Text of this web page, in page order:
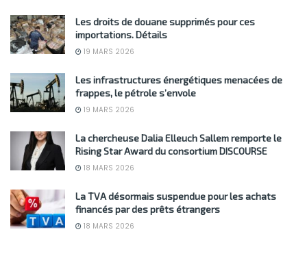
Les droits de douane supprimés pour ces
importations. Détails
19 MARS 2026
Les infrastructures énergétiques menacées de
frappes, le pétrole s’envole
19 MARS 2026
La chercheuse Dalia Elleuch Sallem remporte le
Rising Star Award du consortium DISCOURSE
18 MARS 2026
La TVA désormais suspendue pour les achats
financés par des prêts étrangers
18 MARS 2026